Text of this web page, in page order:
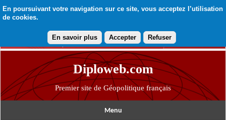
En poursuivant votre navigation sur ce site, vous acceptez l’utilisation
de cookies.
En savoir plus Accepter Refuser
Diploweb.com
Premier site de Géopolitique français
Menu